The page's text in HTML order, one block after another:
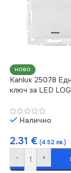
НОВО
Kanlux 25078
ключ за LED
Налично
2.31 € (4.52 лв.)
- +